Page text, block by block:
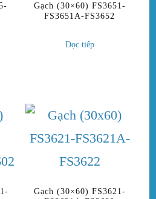
Gạch (30×60) FS3651-
FS3651A-FS3652
Đọc tiếp
Gạch (30×60) FS3621-